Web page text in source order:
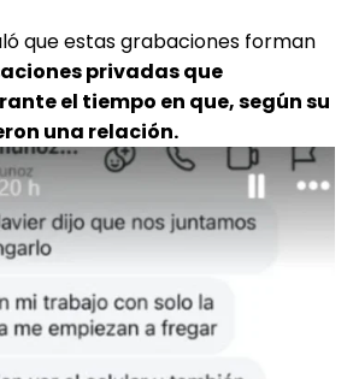
que estas grabaciones forman
privadas que
el tiempo en que, según su
una relación.